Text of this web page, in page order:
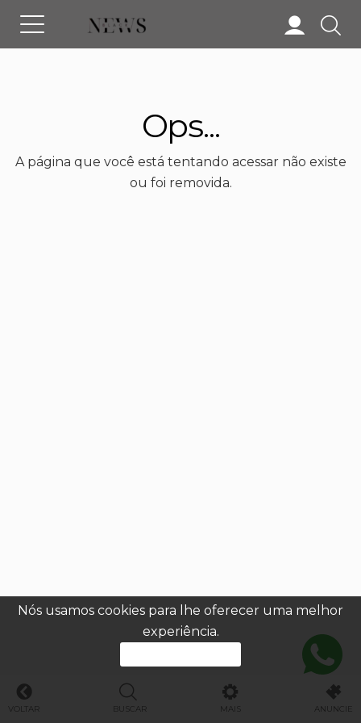
Nós usamos cookies para lhe oferecer uma melhor
experiência.
Ops...
A página que você está tentando acessar não existe
ou foi removida.
VOLTAR BUSCAR MAIS ANUNCIE